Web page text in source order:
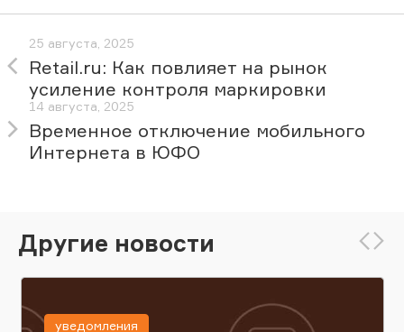
25 августа, 2025
Retail.ru: Как повлияет на рынок
усиление контроля маркировки
14 августа, 2025
Временное отключение мобильного
Интернета в ЮФО
Другие новости
уведомления